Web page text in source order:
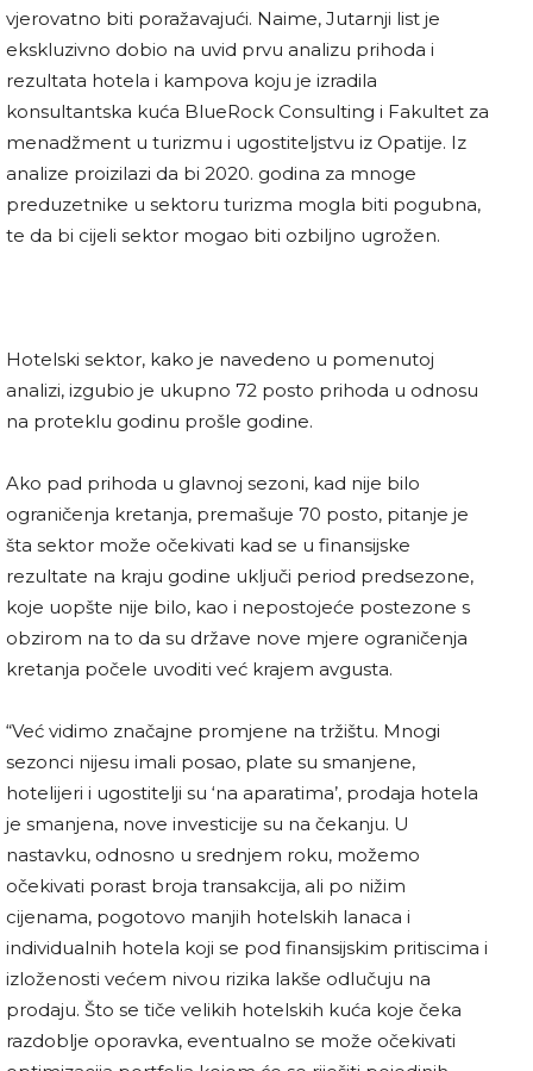
vjerovatno biti poražavajući. Naime, Jutarnji list je
ekskluzivno dobio na uvid prvu analizu prihoda i
rezultata hotela i kampova koju je izradila
konsultantska kuća BlueRock Consulting i Fakultet za
menadžment u turizmu i ugostiteljstvu iz Opatije. Iz
analize proizilazi da bi 2020. godina za mnoge
preduzetnike u sektoru turizma mogla biti pogubna,
te da bi cijeli sektor mogao biti ozbiljno ugrožen.
Hotelski sektor, kako je navedeno u pomenutoj
analizi, izgubio je ukupno 72 posto prihoda u odnosu
na proteklu godinu prošle godine.
Ako pad prihoda u glavnoj sezoni, kad nije bilo
ograničenja kretanja, premašuje 70 posto, pitanje je
šta sektor može očekivati kad se u finansijske
rezultate na kraju godine uključi period predsezone,
koje uopšte nije bilo, kao i nepostojeće postezone s
obzirom na to da su države nove mjere ograničenja
kretanja počele uvoditi već krajem avgusta.
“Već vidimo značajne promjene na tržištu. Mnogi
sezonci nijesu imali posao, plate su smanjene,
hotelijeri i ugostitelji su ‘na aparatima’, prodaja hotela
je smanjena, nove investicije su na čekanju. U
nastavku, odnosno u srednjem roku, možemo
očekivati porast broja transakcija, ali po nižim
cijenama, pogotovo manjih hotelskih lanaca i
individualnih hotela koji se pod finansijskim pritiscima i
izloženosti većem nivou rizika lakše odlučuju na
prodaju. Što se tiče velikih hotelskih kuća koje čeka
razdoblje oporavka, eventualno se može očekivati